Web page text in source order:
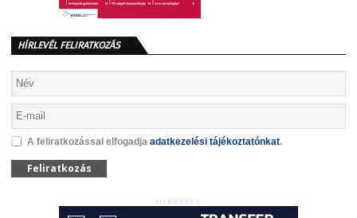
HÍRLEVÉL FELIRATKOZÁS
A feliratkozással elfogadja adatkezelési tájékoztatónkat.
Feliratkozás
HIRDETÉS